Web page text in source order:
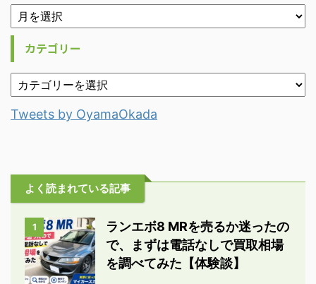
カテゴリー
Tweets by OyamaOkada
よく読まれている記事
1
ランエボ8 MRを売るか迷ったの
で、まずは電話なしで買取相場
を調べてみた【体験談】